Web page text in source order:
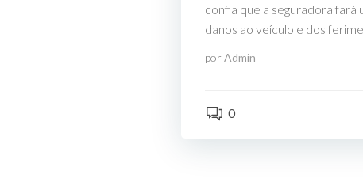
confia que a seguradora fará
danos ao veículo e dos
porAdmin
0